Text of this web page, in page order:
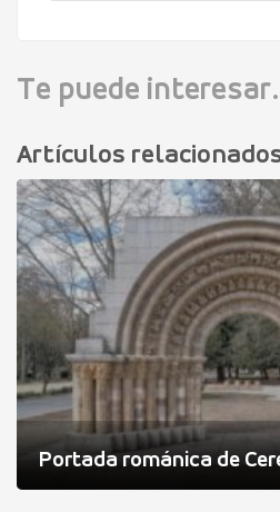
Te puede
Artículos
Portada románica de